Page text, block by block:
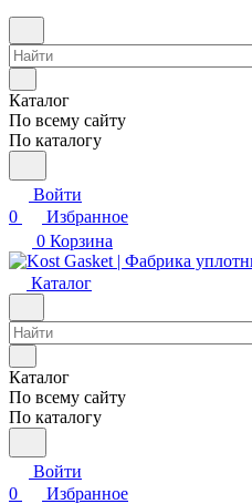
Каталог
По всему сайту
По каталогу
Войти
0
Избранное
0 Корзина
Каталог
Каталог
По всему сайту
По каталогу
Войти
0
Избранное